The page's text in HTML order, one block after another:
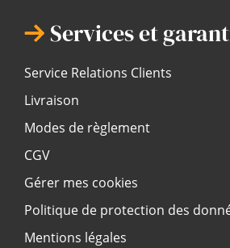
Services et
Service Relations Clients
Livraison
Modes de règlement
CGV
Gérer mes cookies
Politique de protection des
Mentions légales